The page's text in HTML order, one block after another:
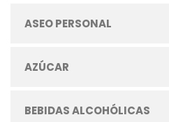
ASEO PERSONAL
AZÚCAR
BEBIDAS ALCOHÓLICAS